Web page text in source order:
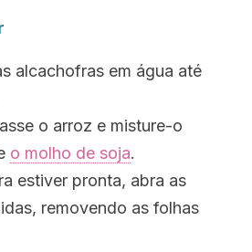
alcachofras em água até
o arroz e misture-o
o molho de soja.
estiver pronta, abra as
removendo as folhas